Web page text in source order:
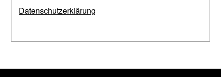
Datenschutzerklärung